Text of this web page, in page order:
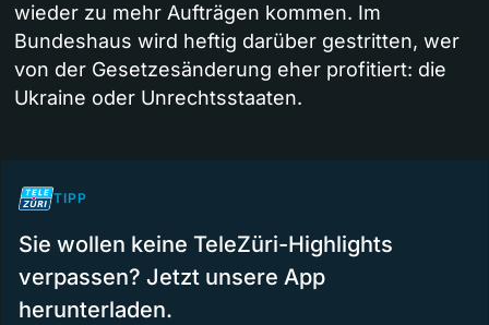
wieder zu mehr Aufträgen kommen. Im
Bundeshaus wird heftig darüber gestritten, wer
von der Gesetzesänderung eher profitiert: die
Ukraine oder Unrechtsstaaten.
TIPP
Sie wollen keine TeleZüri-Highlights
verpassen? Jetzt unsere App
herunterladen.